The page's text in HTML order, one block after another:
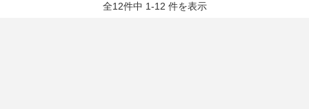
全12件中 1-12 件を表示